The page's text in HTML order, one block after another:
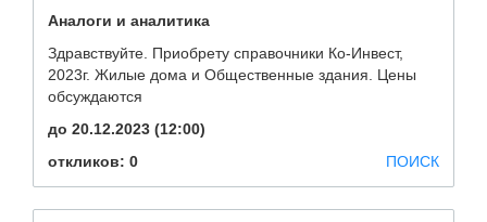
Аналоги и аналитика
Здравствуйте. Приобрету справочники Ко-Инвест,
2023г. Жилые дома и Общественные здания. Цены
обсуждаются
до 20.12.2023 (12:00)
откликов: 0
ПОИСК